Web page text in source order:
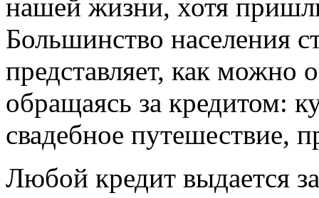
нашей жизни, хотя
Большинство населения
представляет, как можно
обращаясь за кредитом:
свадебное путешествие,
Любой кредит выдается